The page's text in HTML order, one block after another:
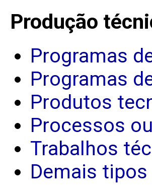
Produção
Programas
Programas
Produtos
Processos
Trabalhos
Demais